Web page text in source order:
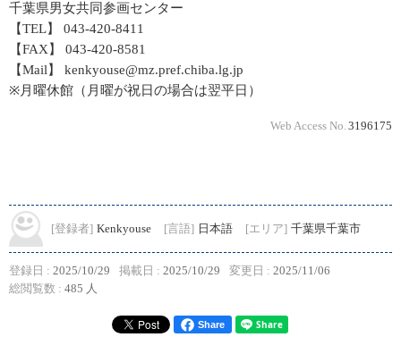
千葉県男女共同参画センター
【TEL】 043-420-8411
【FAX】 043-420-8581
【Mail】 kenkyouse@mz.pref.chiba.lg.jp
※月曜休館（月曜が祝日の場合は翌平日）
Web Access No. 3196175
[登録者] Kenkyouse [言語] 日本語 [エリア] 千葉県千葉市
登録日 : 2025/10/29 掲載日 : 2025/10/29 変更日 : 2025/11/06
総閲覧数 : 485 人
Share